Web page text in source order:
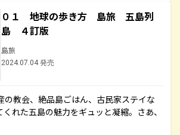
０１ 地球の歩き方 島旅 五島列
島 ４訂版
島旅
2024.07.04 発売
の教会、絶品島ごはん、古民家ステイな
れた五島の魅力をギュッと凝縮。さあ、